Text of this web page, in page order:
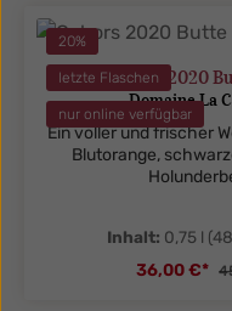
20%
letzte Flaschen
nur online verfügbar
Cahors 2020
Domaine La
Ein voller und frischer
Blutorange,
Inhalt: 0,75 l
36,00 €*